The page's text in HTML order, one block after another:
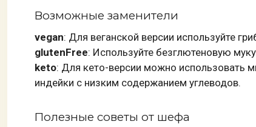
Возможные заменители
vegan: Для веганской версии используйте
glutenFree: Используйте безглютеновую
keto: Для кето-версии можно использовать
индейки с низким содержанием углеводов.
Полезные советы от шефа